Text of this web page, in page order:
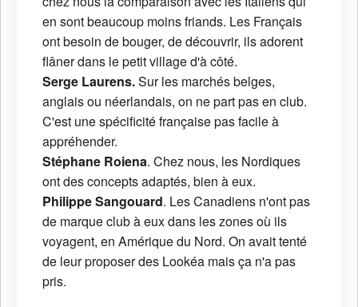
en sont beaucoup moins friands. Les Français
ont besoin de bouger, de découvrir, ils adorent
flâner dans le petit village d'à côté.
Serge Laurens.Sur les marchés belges,
anglais ou néerlandais, on ne part pas en club.
C'est une spécificité française pas facile à
appréhender.
Stéphane Roiena. Chez nous, les Nordiques
ont des concepts adaptés, bien à eux.
Philippe Sangouard. Les Canadiens n'ont pas
de marque club à eux dans les zones où ils
voyagent, en Amérique du Nord. On avait tenté
de leur proposer des Lookéa mais ça n'a pas
pris.